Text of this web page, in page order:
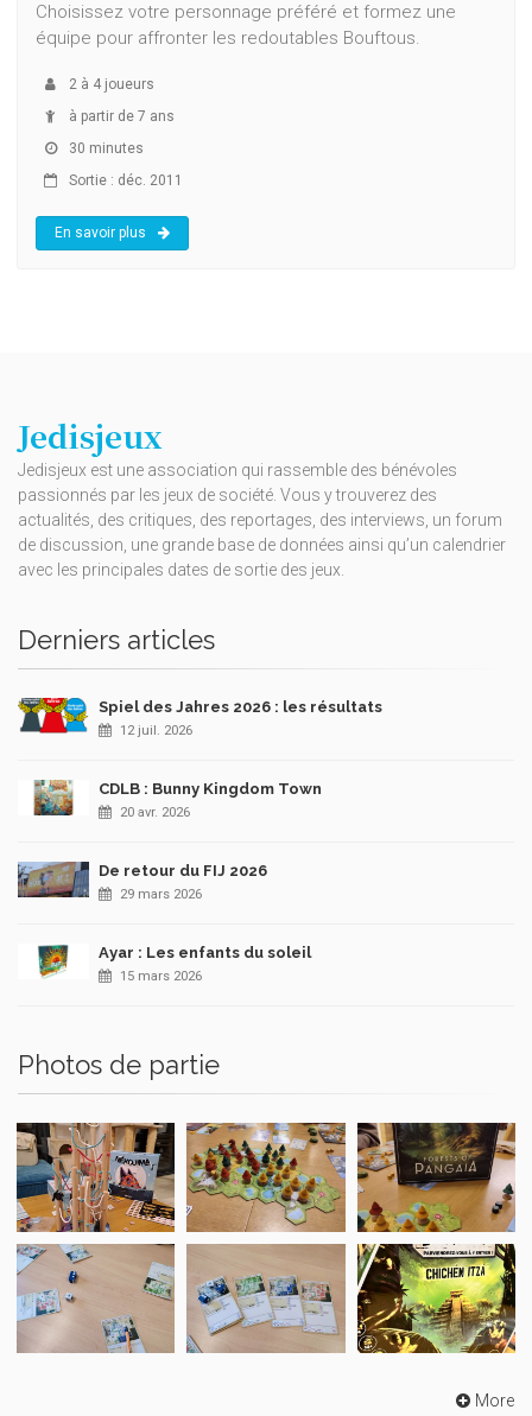
Choisissez votre personnage préféré et formez une
équipe pour affronter les redoutables Bouftous.
2 à 4 joueurs
à partir de 7 ans
30 minutes
Sortie : déc. 2011
En savoir plus
Jedisjeux
Jedisjeux est une association qui rassemble des bénévoles
passionnés par les jeux de société. Vous y trouverez des
actualités, des critiques, des reportages, des interviews, un forum
de discussion, une grande base de données ainsi qu’un calendrier
avec les principales dates de sortie des jeux.
Derniers articles
Spiel des Jahres 2026 : les résultats
12 juil. 2026
CDLB : Bunny Kingdom Town
20 avr. 2026
De retour du FIJ 2026
29 mars 2026
Ayar : Les enfants du soleil
15 mars 2026
Photos de partie
More